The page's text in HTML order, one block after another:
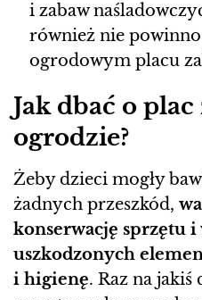
i zabaw
również nie
ogrodowym placu
Jak dbać o plac
ogrodzie?
Żeby dzieci mogły
żadnych przeszkód,
konserwację sprzętu
uszkodzonych
i higienę. Raz na jakiś